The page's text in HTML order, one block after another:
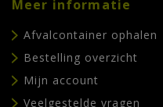
Meer informatie
Afvalcontainer ophalen
Bestelling overzicht
Mijn account
Veelgestelde vragen